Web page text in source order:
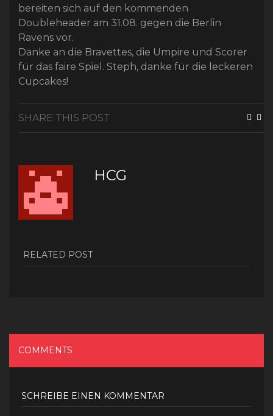
bereiten sich auf den kommenden
Doubleheader am 31.08. gegen die Berlin
Ravens vor.
Danke an die Bravettes, die Umpire und Scorer
für das faire Spiel. Steph, danke für die leckeren
Cupcakes!
SHARE THIS POST
HCG
RELATED POST
COMMENTS
SCHREIBE EINEN KOMMENTAR